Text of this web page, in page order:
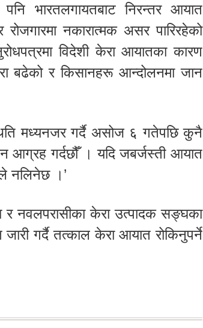
भारतलगायतबाट निरन्तर आयात
नकारात्मक असर पारिरहेको
विदेशी केरा आयातका कारण
बढेको र किसानहरू आन्दोलनमा जान
मध्यनजर गर्दै असोज ६ गतेपछि कुनै
आग्रह गर्दछौँ । यदि जबर्जस्ती आयात
नलिनेछ ।’
र नवलपरासीका केरा उत्पादक सङ्घका
गर्दै तत्काल केरा आयात रोकिनुपर्ने